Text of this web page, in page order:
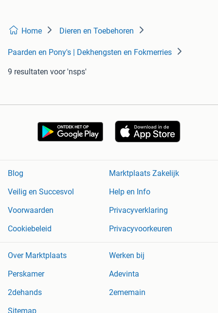
Home Dieren en Toebehoren
Paarden en Pony's | Dekhengsten en Fokmerries
9 resultaten voor 'nsps'
Blog
Marktplaats Zakelijk
Veilig en Succesvol
Help en Info
Voorwaarden
Privacyverklaring
Cookiebeleid
Privacyvoorkeuren
Over Marktplaats
Werken bij
Perskamer
Adevinta
2dehands
2ememain
Sitemap